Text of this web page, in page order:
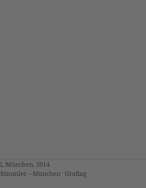
München, 2014
– München · Grafing